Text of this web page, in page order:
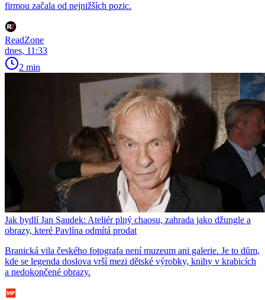
firmou začala od nejnižších pozic.
ReadZone
dnes, 11:33
2 min
Jak bydlí Jan Saudek: Ateliér plný chaosu, zahrada jako džungle a
obrazy, které Pavlína odmítá prodat
Branická vila českého fotografa není muzeum ani galerie. Je to dům,
kde se legenda doslova vrší mezi dětské výrobky, knihy v krabicích
a nedokončené obrazy.